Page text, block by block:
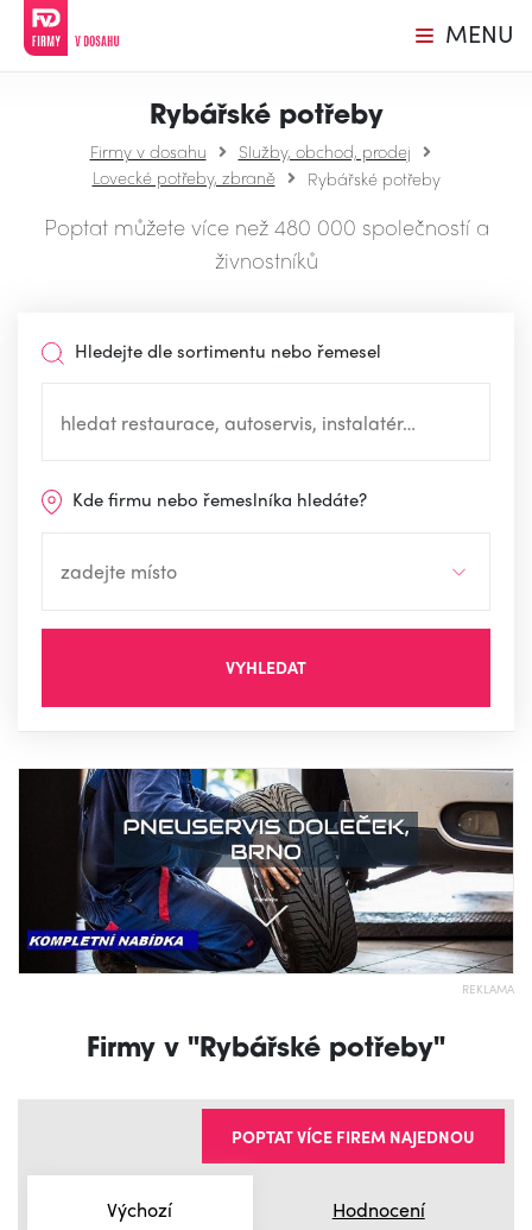
MENU
Rybářské potřeby
Firmy v dosahu
Služby, obchod, prodej
Lovecké potřeby, zbraně
Rybářské potřeby
Poptat můžete více než 480 000 společností a
živnostníků
Hledejte dle sortimentu nebo řemesel
Kde firmu nebo řemeslníka hledáte?
VYHLEDAT
REKLAMA
Firmy v "Rybářské potřeby"
Výchozí Hodnocení
POPTAT VÍCE FIREM NAJEDNOU